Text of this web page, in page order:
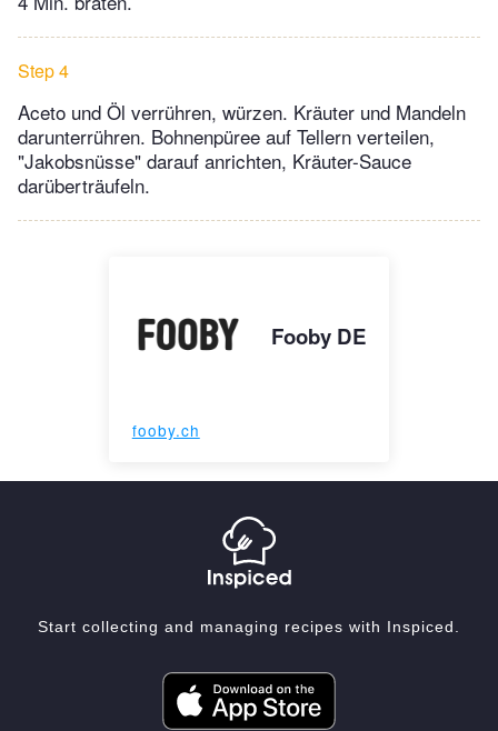
Step 4
Aceto und Öl verrühren, würzen. Kräuter und Mandeln
darunterrühren. Bohnenpüree auf Tellern verteilen,
"Jakobsnüsse" darauf anrichten, Kräuter-Sauce
darüberträufeln.
Fooby DE
fooby.ch
Start collecting and managing recipes with Inspiced.